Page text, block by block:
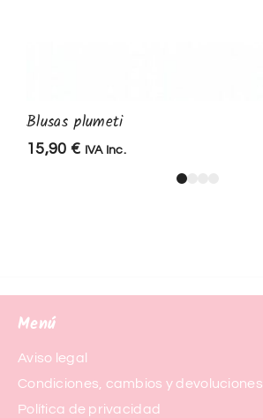
Blusas plumeti
15,90 € IVA Inc.
Menú
Aviso legal
Condiciones, cambios y devoluciones
Política de privacidad